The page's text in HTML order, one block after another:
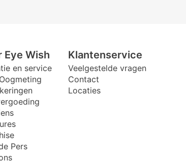
Eye Wish
en service
Pers
Klantenservice
Veelgestelde vragen
Contact
Locaties